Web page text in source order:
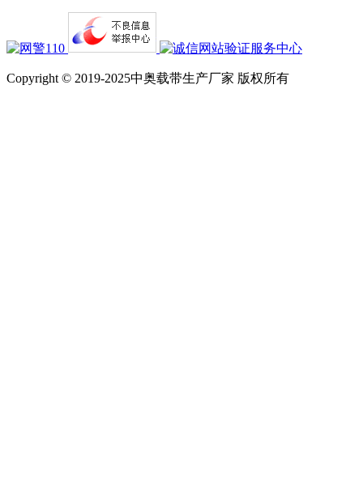
Copyright © 2019-2025中奥载带生产厂家 版权所有